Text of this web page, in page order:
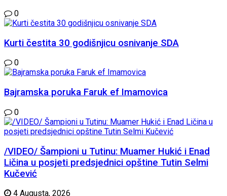
0
Kurti čestita 30 godišnjicu osnivanje SDA
0
Bajramska poruka Faruk ef Imamovica
0
/VIDEO/ Šampioni u Tutinu: Muamer Hukić i Enad
Ličina u posjeti predsjednici opštine Tutin Selmi
Kučević
4 Augusta, 2026